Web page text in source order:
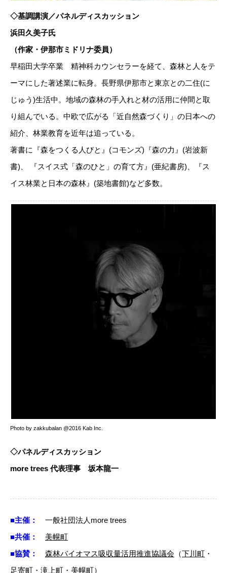
◇基調講演／パネルディスカッション
浜田久美子氏
（作家・伊那市ミドリナ委員）
早稲田大学卒業 精神科カウンセラーを経て、森林と人をテ
ーマにした著述業に転身。長野県伊那市と東京との二住(に
じゅう)生活中。地域の森林の手入れと材の活用に仲間と取
り組んでいる。中欧で広がる「近自然森づくり」の日本への
紹介、林業教育を近年は追っている。
著書に『森をつくる人びと』(コモンズ)『森の力』(岩波新
書)、 『スイス式「森のひと」の育て方』(亜紀書房)、『ス
イス林業と日本の森林』(築地書館)など多数。
Photo by zakkubalan @2016 Kab Inc.
◇パネルディスカッション
more trees 代表理事 坂本龍一
■主催：
一般社団法人more trees
■共催：
美幌町
■協賛：
森林バイオマス吸収量活用推進協議会 （下川町 ・
足寄町 ・ 滝上町 ・ 美幌町）